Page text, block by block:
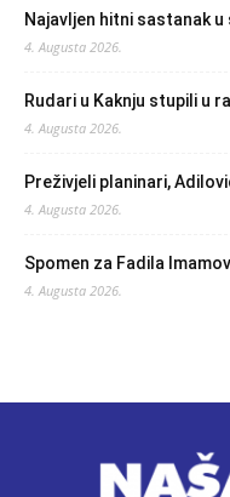
Najavljen hitni sastanak u
4. Augusta 2026.
Rudari u Kaknju stupili u
4. Augusta 2026.
Preživjeli planinari,
4. Augusta 2026.
Spomen za Fadila
4. Augusta 2026.